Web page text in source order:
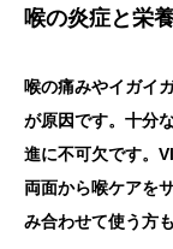
喉の炎症と栄
喉の痛みやイガイ
が原因です。十分
進に不可欠です。
両面から喉ケアを
み合わせて使う方